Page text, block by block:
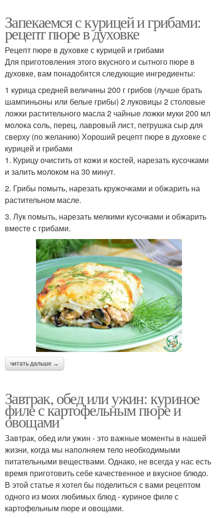
Запекаемся с курицей и грибами:
рецепт пюре в духовке
Рецепт пюре в духовке с курицей и грибами
Для приготовления этого вкусного и сытного пюре в
духовке, вам понадобятся следующие ингредиенты:
1 курица средней величины 200 г грибов (лучше брать
шампиньоны или белые грибы) 2 луковицы 2 столовые
ложки растительного масла 2 чайные ложки муки 200 мл
молока соль, перец, лавровый лист, петрушка сыр для
сверху (по желанию) Хороший рецепт пюре в духовке с
курицей и грибами
1. Курицу очистить от кожи и костей, нарезать кусочками
и залить молоком на 30 минут.
2. Грибы помыть, нарезать кружочками и обжарить на
растительном масле.
3. Лук помыть, нарезать мелкими кусочками и обжарить
вместе с грибами.
читать дальше →
Завтрак, обед или ужин: куриное
филе с картофельным пюре и
овощами
Завтрак, обед или ужин - это важные моменты в нашей
жизни, когда мы наполняем тело необходимыми
питательными веществами. Однако, не всегда у нас есть
время приготовить себе качественное и вкусное блюдо.
В этой статье я хотел бы поделиться с вами рецептом
одного из моих любимых блюд - куриное филе с
картофельным пюре и овощами.